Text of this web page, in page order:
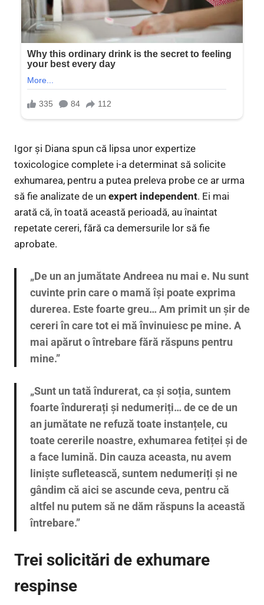
Igor și Diana spun că lipsa unor expertize
toxicologice complete i-a determinat să solicite
exhumarea, pentru a putea preleva probe ce ar urma
să fie analizate de un expert independent. Ei mai
arată că, în toată această perioadă, au înaintat
repetate cereri, fără ca demersurile lor să fie
aprobate.
„De un an jumătate Andreea nu mai e. Nu sunt
cuvinte prin care o mamă își poate exprima
durerea. Este foarte greu… Am primit un șir de
cereri în care tot ei mă învinuiesc pe mine. A
mai apărut o întrebare fără răspuns pentru
mine.”
„Sunt un tată îndurerat, ca și soția, suntem
foarte îndurerați și nedumeriți… de ce de un
an jumătate ne refuză toate instanțele, cu
toate cererile noastre, exhumarea fetiței și de
a face lumină. Din cauza aceasta, nu avem
liniște sufletească, suntem nedumeriți și ne
gândim că aici se ascunde ceva, pentru că
altfel nu putem să ne dăm răspuns la această
întrebare.”
Trei solicitări de exhumare
respinse